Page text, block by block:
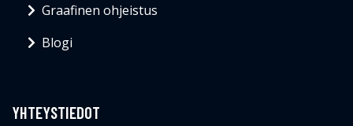
Graafinen ohjeistus
Blogi
YHTEYSTIEDOT